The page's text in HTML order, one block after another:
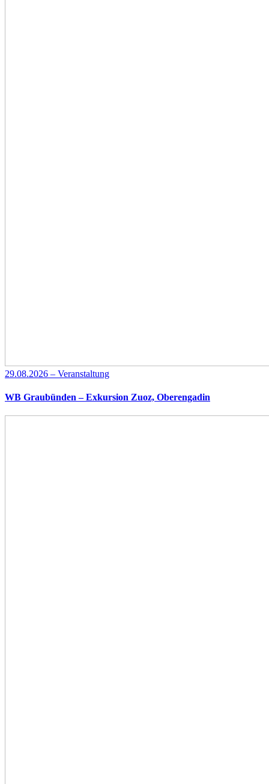
29.08.2026 – Veranstaltung
WB Graubünden – Exkursion Zuoz, Oberengadin